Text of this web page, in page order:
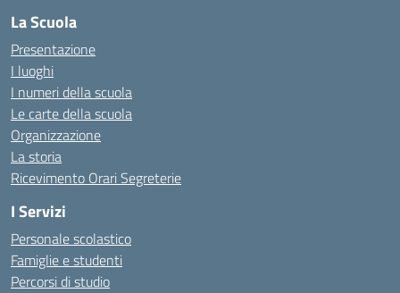
La Scuola
Presentazione
I luoghi
I numeri della scuola
Le carte della scuola
Organizzazione
La storia
Ricevimento Orari Segreterie
I Servizi
Personale scolastico
Famiglie e studenti
Percorsi di studio